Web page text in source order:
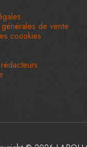
de vente
coookies